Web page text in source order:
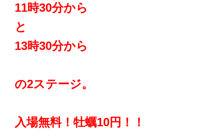
11時30分から
と
13時30分から
の2ステージ。
入場無料！牡蠣10円！！